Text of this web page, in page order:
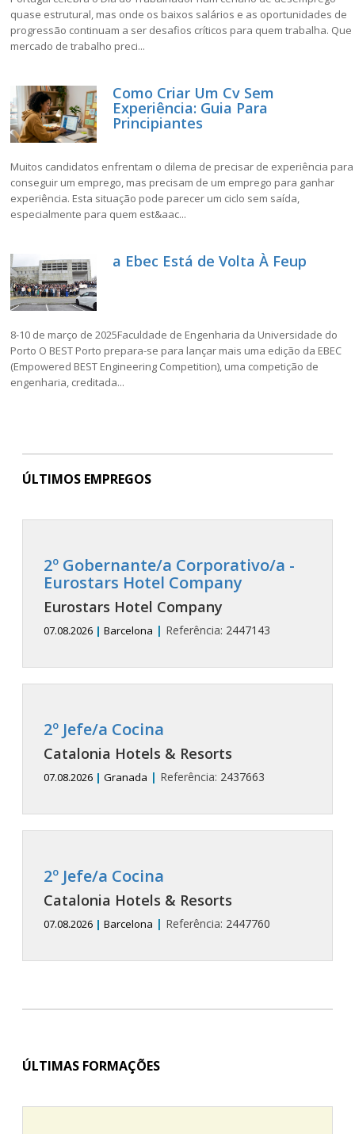
quase estrutural, mas onde os baixos salários e as oportunidades de
progressão continuam a ser desafios críticos para quem trabalha. Que
mercado de trabalho preci...
Como Criar Um Cv Sem
Experiência: Guia Para
Principiantes
Muitos candidatos enfrentam o dilema de precisar de experiência para
conseguir um emprego, mas precisam de um emprego para ganhar
experiência. Esta situação pode parecer um ciclo sem saída,
especialmente para quem est&aac...
a Ebec Está de Volta À Feup
8-10 de março de 2025Faculdade de Engenharia da Universidade do
Porto O BEST Porto prepara-se para lançar mais uma edição da EBEC
(Empowered BEST Engineering Competition), uma competição de
engenharia, creditada...
ÚLTIMOS EMPREGOS
2º Gobernante/a Corporativo/a -
Eurostars Hotel Company
Eurostars Hotel Company
07.08.2026 | Barcelona | Referência: 2447143
2º Jefe/a Cocina
Catalonia Hotels & Resorts
07.08.2026 | Granada | Referência: 2437663
2º Jefe/a Cocina
Catalonia Hotels & Resorts
07.08.2026 | Barcelona | Referência: 2447760
ÚLTIMAS FORMAÇÕES